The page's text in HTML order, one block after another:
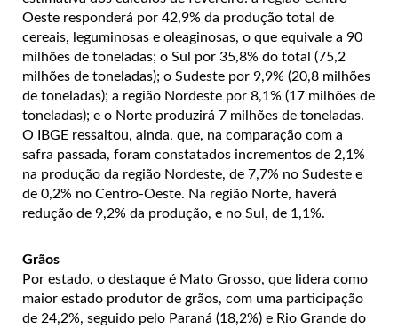
Oeste responderá por 42,9% da produção total de
cereais, leguminosas e oleaginosas, o que equivale a 90
milhões de toneladas; o Sul por 35,8% do total (75,2
milhões de toneladas); o Sudeste por 9,9% (20,8 milhões
de toneladas); a região Nordeste por 8,1% (17 milhões de
toneladas); e o Norte produzirá 7 milhões de toneladas.
O IBGE ressaltou, ainda, que, na comparação com a
safra passada, foram constatados incrementos de 2,1%
na produção da região Nordeste, de 7,7% no Sudeste e
de 0,2% no Centro-Oeste. Na região Norte, haverá
redução de 9,2% da produção, e no Sul, de 1,1%.
Grãos
Por estado, o destaque é Mato Grosso, que lidera como
maior estado produtor de grãos, com uma participação
de 24,2%, seguido pelo Paraná (18,2%) e Rio Grande do